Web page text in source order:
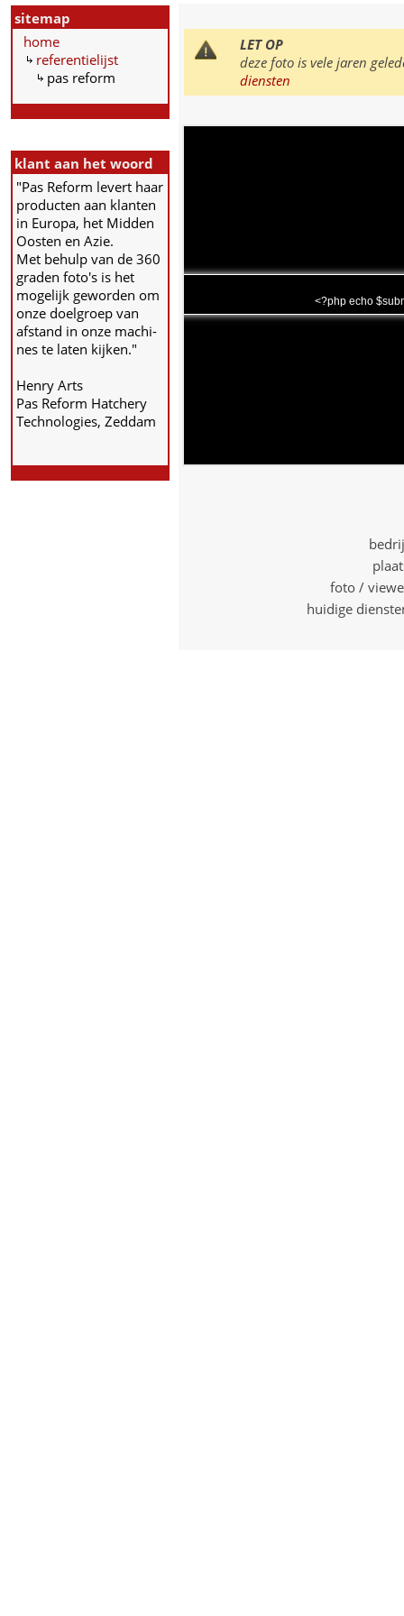
sitemap
home
referentielijst
pas reform
klant aan het woord
"Pas Reform levert haar
producten aan klanten
in Europa, het Midden
Oosten en Azie.
Met behulp van de 360
graden foto's is het
mogelijk geworden om
onze doelgroep van
afstand in onze machi-
nes te laten kijken."
Henry Arts
Pas Reform Hatchery
Technologies, Zeddam
LET OP
deze foto is vele jaren
diensten
<?php echo
foto /
huidige